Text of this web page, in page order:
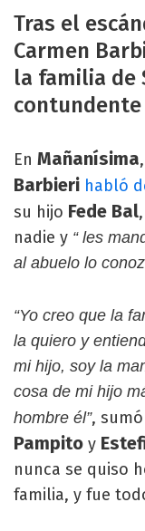
Tras el
Carmen
la familia de
contundente
En Mañanísima,
Barbieri habló
su hijo Fede Bal
nadie y “ les
al abuelo lo
“Yo creo que la
la quiero y
mi hijo, soy la
cosa de mi hijo
hombre él”, sumó
Pampito y
nunca se quiso
familia, y fue